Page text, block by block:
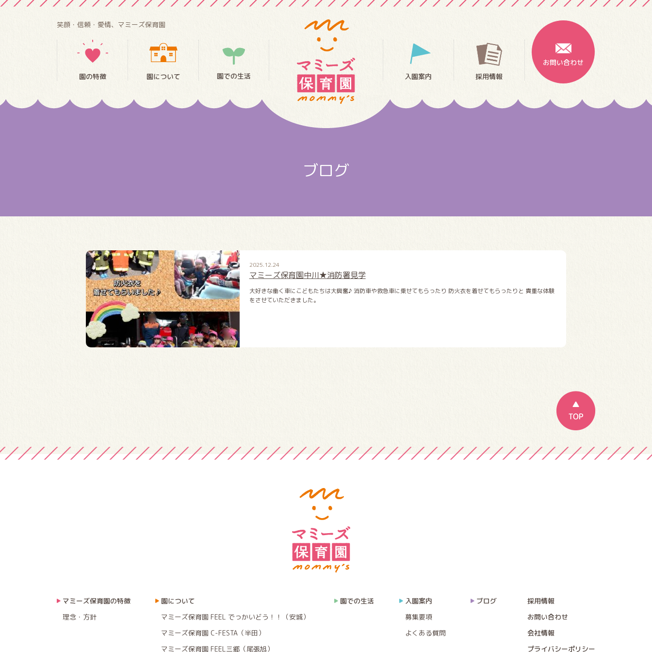
笑顔・信頼・愛情、マミーズ保育園
園の特徴 園について 園での生活 入園案内 採用情報
お問い合わせ
ブログ
2025.12.24
マミーズ保育園中川★消防署見学
大好きな働く車にこどもたちは大興奮♪ 消防車や救急車に乗せてもらったり 防火衣を着せてもらったりと 貴重な体験
をさせていただきました。
マミーズ保育園の特徴
理念・方針
園について
マミーズ保育園 FEEL でっかいどう！！（安城）
マミーズ保育園 C-FESTA（半田）
マミーズ保育園 FEEL三郷（尾張旭）
園での生活
入園案内
募集要項
よくある質問
ブログ
採用情報
お問い合わせ
会社情報
プライバシーポリシー